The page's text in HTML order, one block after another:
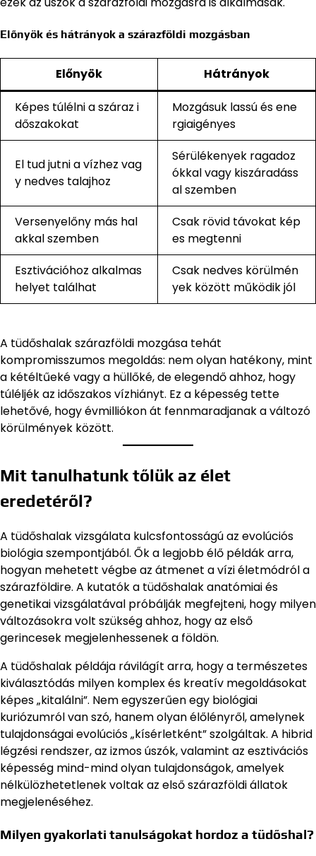
Előnyök és hátrányok a szárazföldi mozgásban
Előnyök Hátrányok
Képes túlélni a száraz i
dőszakokat
Mozgásuk lassú és ene
rgiaigényes
El tud jutni a vízhez vag
y nedves talajhoz
Sérülékenyek ragadoz
ókkal vagy kiszáradáss
al szemben
Versenyelőny más hal
akkal szemben
Csak rövid távokat kép
es megtenni
Esztivációhoz alkalmas
helyet találhat
Csak nedves körülmén
yek között működik jól
A tüdőshalak szárazföldi mozgása tehát
kompromisszumos megoldás: nem olyan hatékony, mint
a kétéltűeké vagy a hüllőké, de elegendő ahhoz, hogy
túléljék az időszakos vízhiányt. Ez a képesség tette
lehetővé, hogy évmilliókon át fennmaradjanak a változó
körülmények között.
Mit tanulhatunk tőlük az élet
eredetéről?
A tüdőshalak vizsgálata kulcsfontosságú az evolúciós
biológia szempontjából. Ők a legjobb élő példák arra,
hogyan mehetett végbe az átmenet a vízi életmódról a
szárazföldire. A kutatók a tüdőshalak anatómiai és
genetikai vizsgálatával próbálják megfejteni, hogy milyen
változásokra volt szükség ahhoz, hogy az első
gerincesek megjelenhessenek a földön.
A tüdőshalak példája rávilágít arra, hogy a természetes
kiválasztódás milyen komplex és kreatív megoldásokat
képes „kitalálni”. Nem egyszerűen egy biológiai
kuriózumról van szó, hanem olyan élőlényről, amelynek
tulajdonságai evolúciós „kísérletként” szolgáltak. A hibrid
légzési rendszer, az izmos úszók, valamint az esztivációs
képesség mind-mind olyan tulajdonságok, amelyek
nélkülözhetetlenek voltak az első szárazföldi állatok
megjelenéséhez.
Milyen gyakorlati tanulságokat hordoz a tüdőshal?